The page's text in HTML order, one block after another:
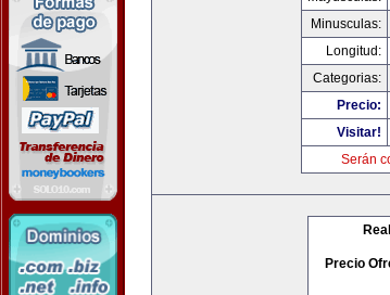
Minusculas:
Longitud:
Categorias:
Precio:
Visitar!
Serán
Precio